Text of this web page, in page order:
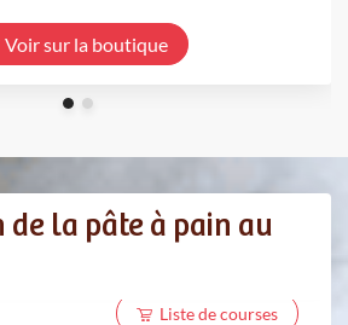
Voir sur la boutique
de la pâte à pain au
Liste de courses